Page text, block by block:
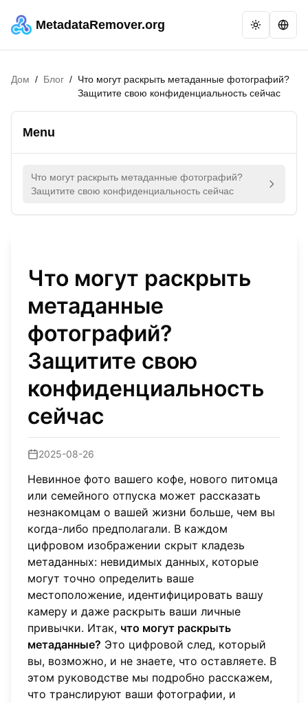
MetadataRemover.org
Дом / Блог / Что могут раскрыть метаданные фотографий?
Защитите свою конфиденциальность сейчас
Menu
Что могут раскрыть метаданные фотографий?
Защитите свою конфиденциальность сейчас
Что могут раскрыть
метаданные
фотографий?
Защитите свою
конфиденциальность
сейчас
2025-08-26
Невинное фото вашего кофе, нового питомца
или семейного отпуска может рассказать
незнакомцам о вашей жизни больше, чем вы
когда-либо предполагали. В каждом
цифровом изображении скрыт кладезь
метаданных: невидимых данных, которые
могут точно определить ваше
местоположение, идентифицировать вашу
камеру и даже раскрыть ваши личные
привычки. Итак, что могут раскрыть
метаданные? Это цифровой след, который
вы, возможно, и не знаете, что оставляете. В
этом руководстве мы подробно расскажем,
что транслируют ваши фотографии, и